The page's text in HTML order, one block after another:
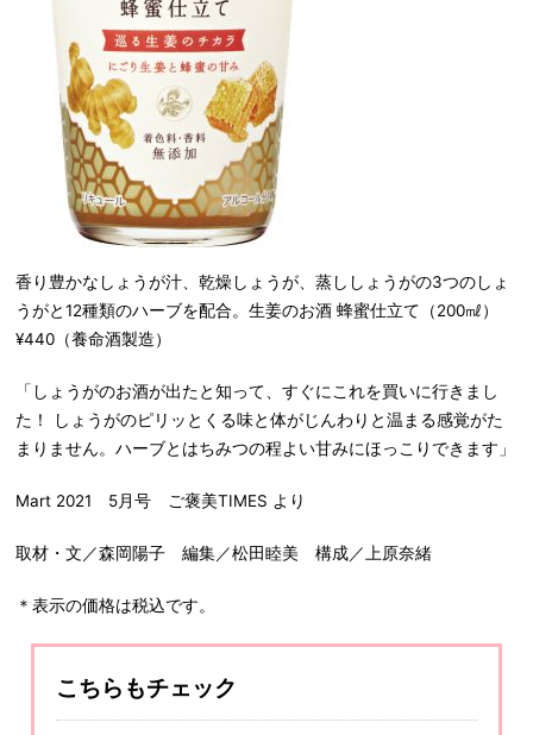
香り豊かなしょうが汁、乾燥しょうが、蒸ししょうがの3つのしょ
うがと12種類のハーブを配合。生姜のお酒 蜂蜜仕立て（200㎖）
¥440（養命酒製造）
「しょうがのお酒が出たと知って、すぐにこれを買いに行きまし
た！ しょうがのピリッとくる味と体がじんわりと温まる感覚がた
まりません。ハーブとはちみつの程よい甘みにほっこりできます」
Mart 2021 5月号 ご褒美TIMES より
取材・文／森岡陽子 編集／松田睦美 構成／上原奈緒
＊表示の価格は税込です。
こちらもチェック